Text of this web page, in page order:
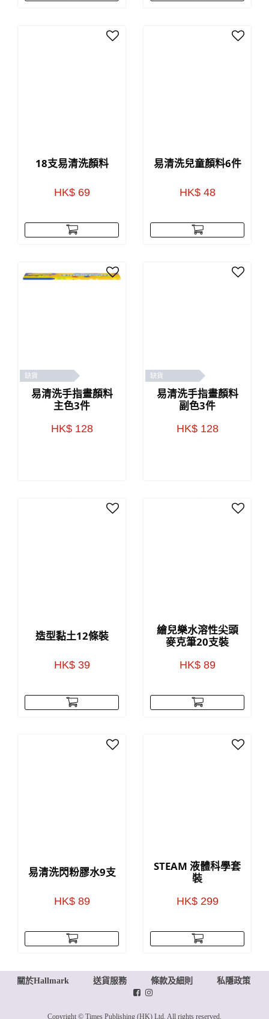
18支易清洗顏料
HK$ 69
易清洗兒童顏料6件
HK$ 48
缺貨
易清洗手指畫顏料
主色3件
HK$ 128
缺貨
易清洗手指畫顏料
副色3件
HK$ 128
造型黏土12條裝
HK$ 39
繪兒樂水溶性尖頭
麥克筆20支裝
HK$ 89
易清洗閃粉膠水9支
HK$ 89
STEAM 液體科學套
裝
HK$ 299
關於Hallmark 送貨服務 條款及細則 私隱政策
Copyright © Times Publishing (HK) Ltd. All rights reserved.